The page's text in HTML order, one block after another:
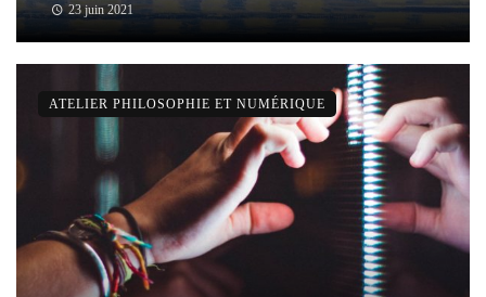
23 juin 2021
ATELIER PHILOSOPHIE ET NUMÉRIQUE